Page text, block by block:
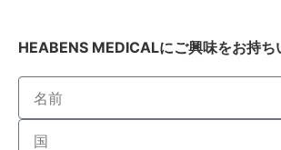
HEABENS MEDICALにご興味をお持ち